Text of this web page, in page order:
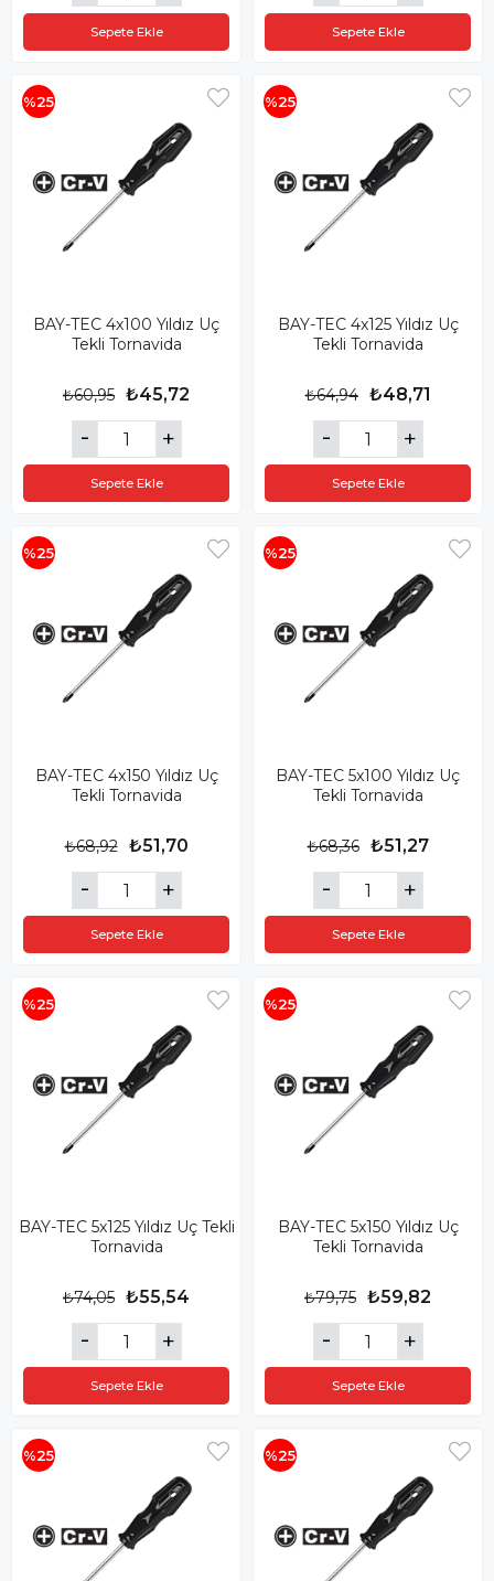
Sepete Ekle Sepete Ekle
BAY-TEC 4x100 Yıldız Uç
Tekli Tornavida
₺45,72
₺60,95
Sepete Ekle
%25
BAY-TEC 4x125 Yıldız Uç
Tekli Tornavida
₺48,71
₺64,94
Sepete Ekle
%25
BAY-TEC 4x150 Yıldız Uç
Tekli Tornavida
₺51,70
₺68,92
Sepete Ekle
%25
BAY-TEC 5x100 Yıldız Uç
Tekli Tornavida
₺51,27
₺68,36
Sepete Ekle
%25
BAY-TEC 5x125 Yıldız Uç Tekli
Tornavida
₺55,54
₺74,05
Sepete Ekle
%25
BAY-TEC 5x150 Yıldız Uç
Tekli Tornavida
₺59,82
₺79,75
Sepete Ekle
%25
%25 %25